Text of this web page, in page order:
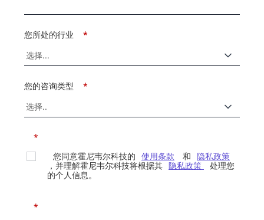
*
您所处的行业
*
您的咨询类型
*
您同意霍尼韦尔科技的 使用条款 和 隐私政策
，并理解霍尼韦尔科技将根据其 隐私政策
处理您
的个人信息。
*